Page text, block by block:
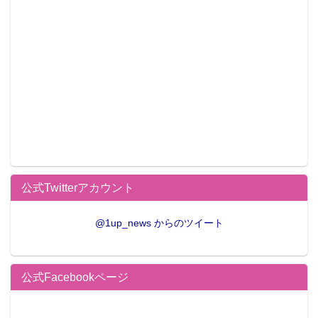
■場所：ベルサール秋葉原
■入場：無料
http://jra.jp/arimaen2015/
公式Twitterアカウント
@1up_news からのツイート
公式Facebookページ